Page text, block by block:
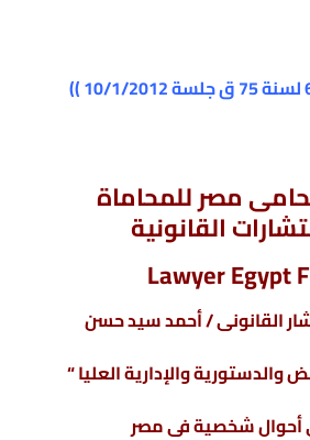
مصر للمحاماة
القانونية
Lawyer Egypt
القانونى / أحمد سيد حسن
والدستورية والإدارية العليا “
شخصية فى مصر